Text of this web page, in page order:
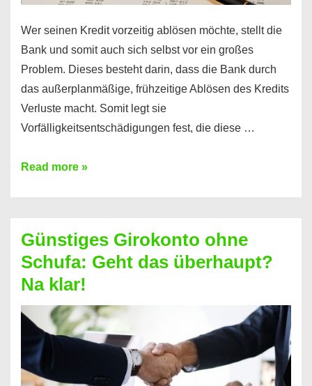
Wer seinen Kredit vorzeitig ablösen möchte, stellt die
Bank und somit auch sich selbst vor ein großes
Problem. Dieses besteht darin, dass die Bank durch
das außerplanmäßige, frühzeitige Ablösen des Kredits
Verluste macht. Somit legt sie
Vorfälligkeitsentschädigungen fest, die diese …
Kredit
dabei
profitieren
–
So
funktioniert’s
Read more »
Günstiges Girokonto ohne
Schufa: Geht das überhaupt?
Na klar!